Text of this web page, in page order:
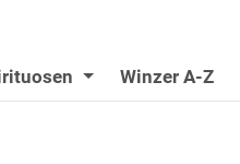
Winzer A-Z